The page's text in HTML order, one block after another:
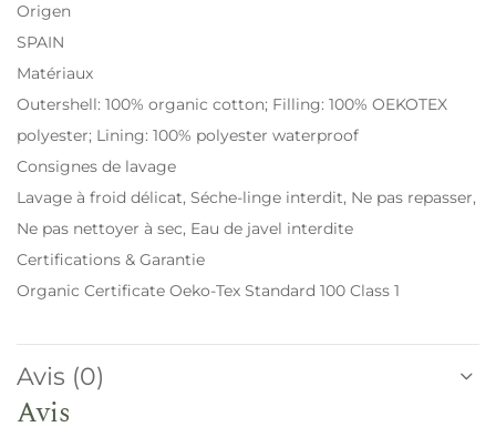
Origen
SPAIN
Matériaux
Outershell: 100% organic cotton; Filling: 100% OEKOTEX
polyester; Lining: 100% polyester waterproof
Consignes de lavage
Lavage à froid délicat, Séche-linge interdit, Ne pas repasser,
Ne pas nettoyer à sec, Eau de javel interdite
Certifications & Garantie
Organic Certificate Oeko-Tex Standard 100 Class 1
Avis (0)
Avis